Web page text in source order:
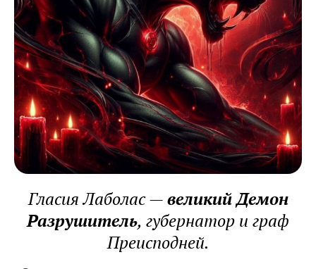
Гласия Лаболас —великий Демон
Разрушитель, губернатор и граф
Преисподней.